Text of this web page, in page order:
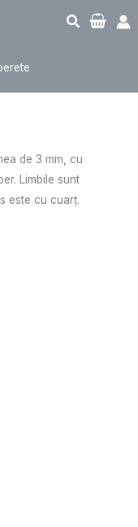
de 3 mm, cu
Limbile sunt
este cu cuarţ.